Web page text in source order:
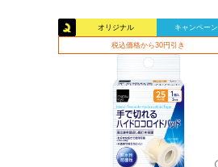
オリジナル キャンペーン
税込価格から30円引き